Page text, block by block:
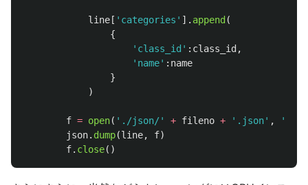
line [ ' categories ' ]. append (
{
' class_id ' : class_id ,
' name' : name
}
)
f = open( ' ./json/' + fileno + ' .json' , '
json. dump(line, f)
f. close()